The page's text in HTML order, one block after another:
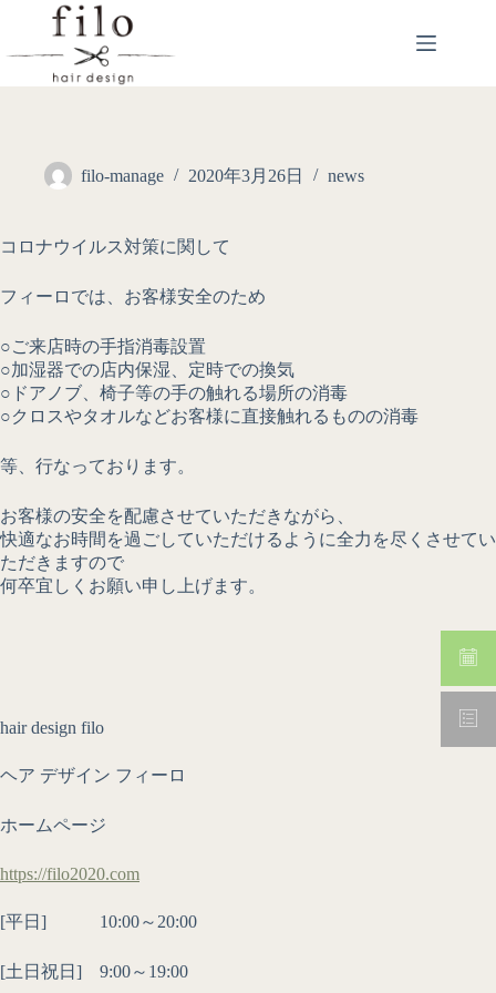
filo-manage 2020年3月26日 news
コロナウイルス対策に関して
フィーロでは、お客様安全のため
○ご来店時の手指消毒設置
○加湿器での店内保湿、定時での換気
○ドアノブ、椅子等の手の触れる場所の消毒
○クロスやタオルなどお客様に直接触れるものの消毒
等、行なっております。
お客様の安全を配慮させていただきながら、
快適なお時間を過ごしていただけるように全力を尽くさせてい
ただきますので
何卒宜しくお願い申し上げます。
hair design filo
ヘア デザイン フィーロ
ホームページ
https://filo2020.com
[平日] 10:00～20:00
[土日祝日] 9:00～19:00